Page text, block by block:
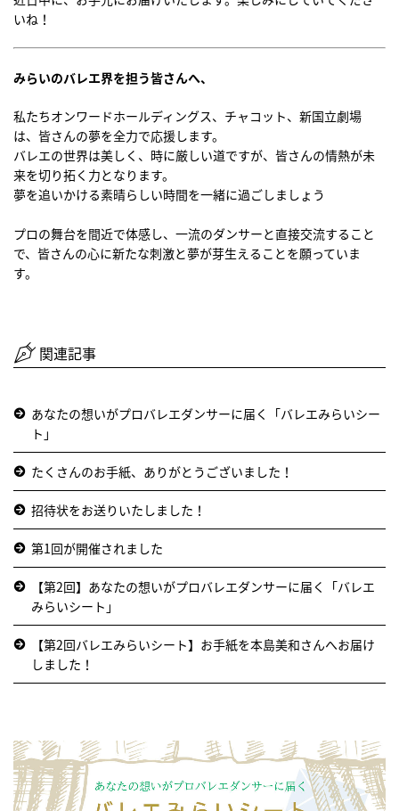
いね！
みらいのバレエ界を担う皆さんへ、
私たちオンワードホールディングス、チャコット、新国立劇場
は、皆さんの夢を全力で応援します。
バレエの世界は美しく、時に厳しい道ですが、皆さんの情熱が未
来を切り拓く力となります。
夢を追いかける素晴らしい時間を一緒に過ごしましょう
プロの舞台を間近で体感し、一流のダンサーと直接交流すること
で、皆さんの心に新たな刺激と夢が芽生えることを願っていま
す。
関連記事
あなたの想いがプロバレエダンサーに届く「バレエみらいシー
ト」
たくさんのお手紙、ありがとうございました！
招待状をお送りいたしました！
第1回が開催されました
【第2回】あなたの想いがプロバレエダンサーに届く「バレエ
みらいシート」
【第2回バレエみらいシート】お手紙を本島美和さんへお届け
しました！